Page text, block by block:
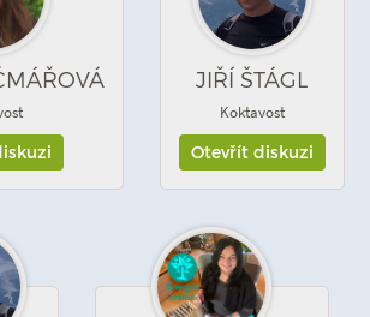
JIŘÍ ŠTÁGL
Koktavost
Otevřít diskuzi